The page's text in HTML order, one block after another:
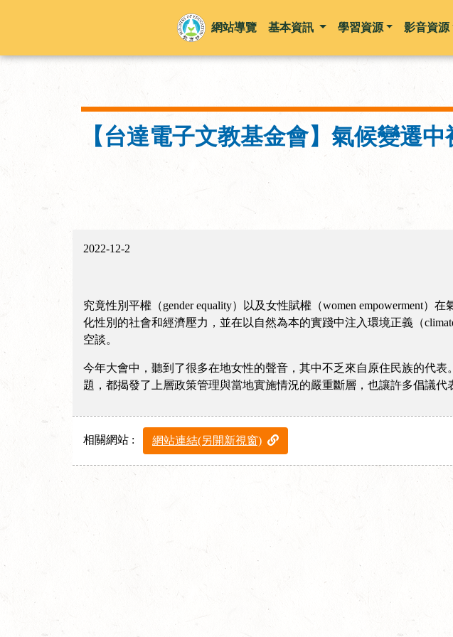
網站導覽 基本資訊 學習資源 影音資源
【台達電子文教基金會】氣候變遷
2022-12-2
究竟性別平權（gender equality）以及女性賦權（women empowerment
化性別的社會和經濟壓力，並在以自然為本的實踐中注入環境正義（
空談。
今年大會中，聽到了很多在地女性的聲音，其中不乏來自原住民族的代
題，都揭發了上層政策管理與當地實施情況的嚴重斷層，也讓許多倡議代
相關網站 : 網站連結(另開新視窗)